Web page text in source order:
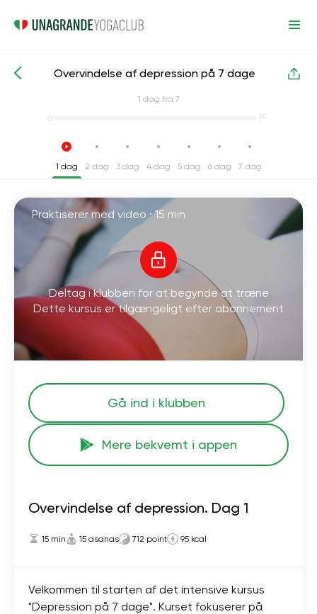
Intensive yogakurser Depression
Overvindelse af depression på 7 dage
1 dag fra 7
1 dag 2 dag 3 dag 4 dag 5 dag 6 dag 7 dag
Praktiserer med video ·15 min
Deltag i klubben for at begynde at træne
Dette kursus er tilgængeligt efter abonnement
Gå ind i klubben
Mere bekvemt i appen
Overvindelse af depression. Dag 1
15 min 15 asanas 712 point 95 kcal
Velkommen til starten af ​​det intensive kursus
"Depression på 7 dage". Kurset fokuserer på